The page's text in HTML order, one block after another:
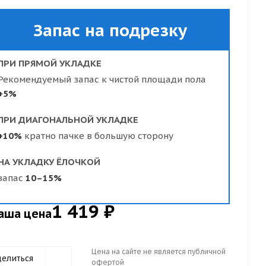
Запас на подрезку
ПРЯМОЙ УКЛАДКЕ
запас к чистой площади пола
ДИАГОНАЛЬНОЙ УКЛАДКЕ
кратно пачке в большую сторону
УКЛАДКУ ЁЛОЧКОЙ
10–15%
цена1 419 ₽
Цена на сайте не является публичной
офертой